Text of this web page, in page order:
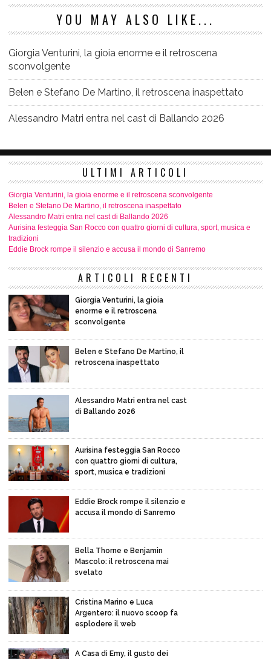
YOU MAY ALSO LIKE...
Giorgia Venturini, la gioia enorme e il retroscena
sconvolgente
Belen e Stefano De Martino, il retroscena inaspettato
Alessandro Matri entra nel cast di Ballando 2026
ULTIMI ARTICOLI
Giorgia Venturini, la gioia enorme e il retroscena sconvolgente
Belen e Stefano De Martino, il retroscena inaspettato
Alessandro Matri entra nel cast di Ballando 2026
Aurisina festeggia San Rocco con quattro giorni di cultura, sport, musica e
tradizioni
Eddie Brock rompe il silenzio e accusa il mondo di Sanremo
ARTICOLI RECENTI
Giorgia Venturini, la gioia
enorme e il retroscena
sconvolgente
Belen e Stefano De Martino, il
retroscena inaspettato
Alessandro Matri entra nel cast
di Ballando 2026
Aurisina festeggia San Rocco
con quattro giorni di cultura,
sport, musica e tradizioni
Eddie Brock rompe il silenzio e
accusa il mondo di Sanremo
Bella Thorne e Benjamin
Mascolo: il retroscena mai
svelato
Cristina Marino e Luca
Argentero: il nuovo scoop fa
esplodere il web
A Casa di Emy, il gusto dei